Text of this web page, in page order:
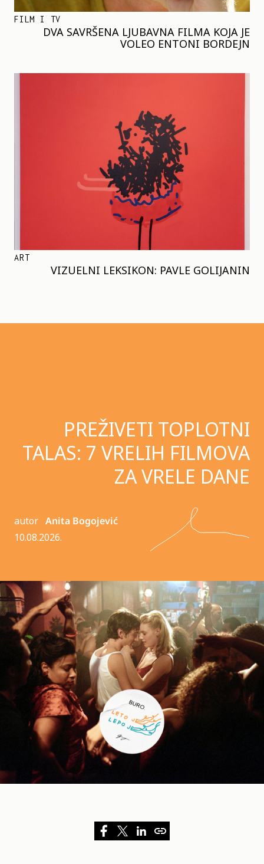
FILM I TV
DVA SAVRŠENA LJUBAVNA FILMA KOJA JE
VOLEO ENTONI BORDEJN
ART
VIZUELNI LEKSIKON: PAVLE GOLIJANIN
PREŽIVETI TOPLOTNI
TALAS: 7 VRELIH FILMOVA
ZA VRELE DANE
autor Anita Bogojević
10.08.2026.